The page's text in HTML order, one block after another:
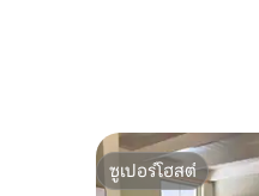
ซูเปอร์โฮสต์
ซูเปอร์โฮสต์